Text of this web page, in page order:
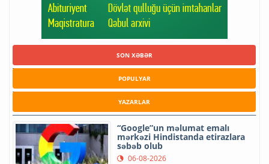
SON XƏBƏR
POPULYAR
YAZARLAR
“Google”un məlumat emalı
mərkəzi Hindistanda etirazlara
səbəb olub
06-08-2026